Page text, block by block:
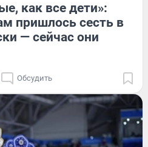
как все дети»:
пришлось сесть в
— сейчас они
Обсудить